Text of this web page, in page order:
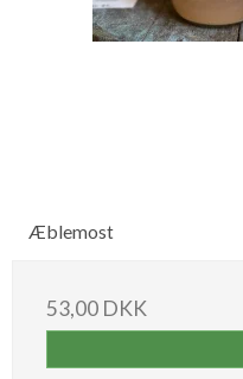
Æblemost
53,00 DKK